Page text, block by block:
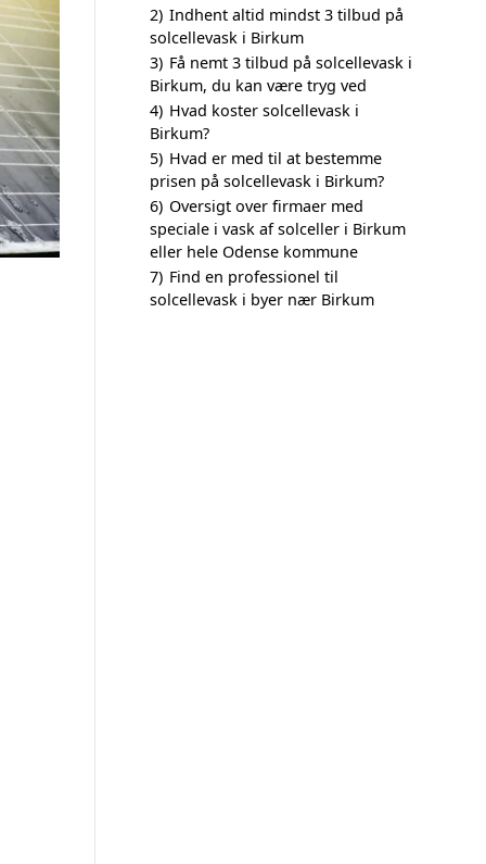
2) Indhent altid mindst 3 tilbud på
solcellevask i Birkum
3) Få nemt 3 tilbud på solcellevask i
Birkum, du kan være tryg ved
4) Hvad koster solcellevask i
Birkum?
5) Hvad er med til at bestemme
prisen på solcellevask i Birkum?
6) Oversigt over firmaer med
speciale i vask af solceller i Birkum
eller hele Odense kommune
7) Find en professionel til
solcellevask i byer nær Birkum